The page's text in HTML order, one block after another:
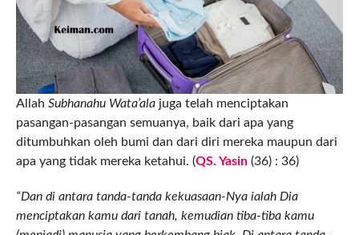
Allah Subhanahu Wata’alajuga telah menciptakan
pasangan-pasangan semuanya, baik dari apa yang
ditumbuhkan oleh bumi dan dari diri mereka maupun dari
apa yang tidak mereka ketahui. (QS. Yasin(36) : 36)
“Dan di antara tanda-tanda kekuasaan-Nya ialah Dia
menciptakan kamu dari tanah, kemudian tiba-tiba kamu